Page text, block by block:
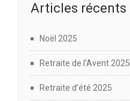
Articles récents
Noël 2025
Retraite de l’Avent 2025
Retraite d’été 2025